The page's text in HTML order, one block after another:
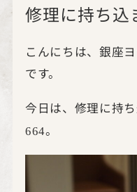
修理に持ち込
こんにちは、銀座
です。
今日は、修理に持
664。